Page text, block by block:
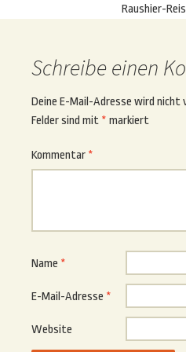
Raushier-
Schreibe einen
Deine E-Mail-Adresse wird
Felder sind mit * markiert
Kommentar *
Name *
E-Mail-Adresse *
Website